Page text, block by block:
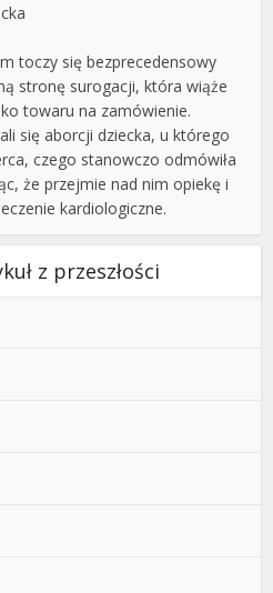
toczy się bezprecedensowy
stronę surogacji, która wiąże
towaru na zamówienie.
się aborcji dziecka, u którego
czego stanowczo odmówiła
że przejmie nad nim opiekę i
kardiologiczne.
z przeszłości